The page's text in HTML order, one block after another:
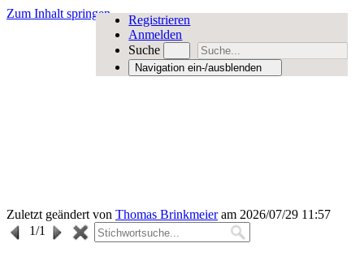
Zum Inhalt springen
Registrieren
Anmelden
Suche
Navigation ein-/ausblenden
Zuletzt geändert von Thomas Brinkmeieram 2026/07/29 11:57
1/1